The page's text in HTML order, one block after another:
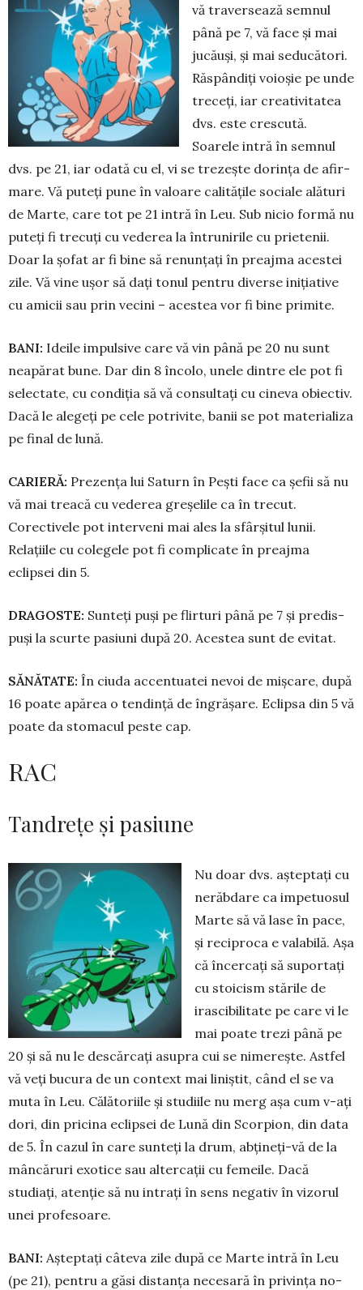
vă traversează semnul
până pe 7, vă face și mai
jucăuși, și mai se­ducători.
Răspândiți voioșie pe unde
treceți, iar creativitatea
dvs. este crescută.
Soarele intră în semnul
dvs. pe 21, iar odată cu el, vi se trezește dorința de afir­
mare. Vă puteți pune în va­loa­re calitățile sociale alături
de Marte, care tot pe 21 intră în Leu. Sub nicio formă nu
pu­teți fi trecuți cu vederea la întrunirile cu prietenii.
Doar la șofat ar fi bine să renunțați în preajma acestei
zile. Vă vine ușor să dați tonul pentru diverse inițiative
cu amicii sau prin vecini – acestea vor fi bine primite.
BANI: Ideile impulsive care vă vin până pe 20 nu sunt
neapărat bune. Dar din 8 încolo, unele dintre ele pot fi
selectate, cu condiția să vă con­sultați cu cineva obiectiv.
Dacă le alegeți pe cele potrivite, banii se pot materializa
pe final de lună.
CARIERĂ: Prezența lui Saturn în Pești face ca șefii să nu
vă mai trea­că cu vederea greșelile ca în trecut.
Corectivele pot in­terveni mai ales la sfârșitul lunii.
Relațiile cu colegele pot fi complicate în preajma
eclipsei din 5.
DRAGOSTE: Sunteți puși pe flirturi până pe 7 și pre­dis­
puși la scurte pasiuni după 20. Acestea sunt de evitat.
SĂNĂTATE: În ciuda accentuatei nevoi de mișcare, după
16 poate apă­rea o tendință de îngrășare. Eclip­sa din 5 vă
poate da stomacul peste cap.
RAC
Tandrețe și pasiune
Nu doar dvs. așteptați cu
ne­răbdare ca impetuosul
Mar­te să vă lase în pace,
și reciproca e valabilă. Așa
că încercați să suportați
cu stoicism stările de
irascibilitate pe care vi le
mai poate trezi până pe
20 și să nu le descărcați asupra cui se nime­rește. Astfel
vă veți bucura de un context mai liniștit, când el se va
muta în Leu. Călătoriile și studiile nu merg așa cum v-ați
dori, din pri­cina eclipsei de Lună din Scorpion, din data
de 5. În cazul în care sunteți la drum, abțineți-vă de la
mâncăruri exotice sau altercații cu femeile. Da­că
studiați, atenție să nu intrați în sens negativ în vizorul
unei pro­fe­soare.
BANI: Așteptați câteva zile după ce Marte intră în Leu
(pe 21), pentru a găsi distanța necesară în privința no­